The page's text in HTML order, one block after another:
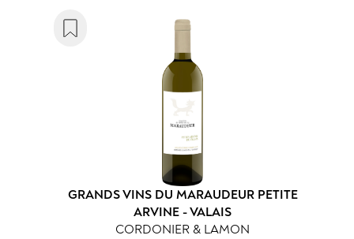
GRANDS VINS DU MARAUDEUR PETITE
ARVINE - VALAIS
CORDONIER & LAMON